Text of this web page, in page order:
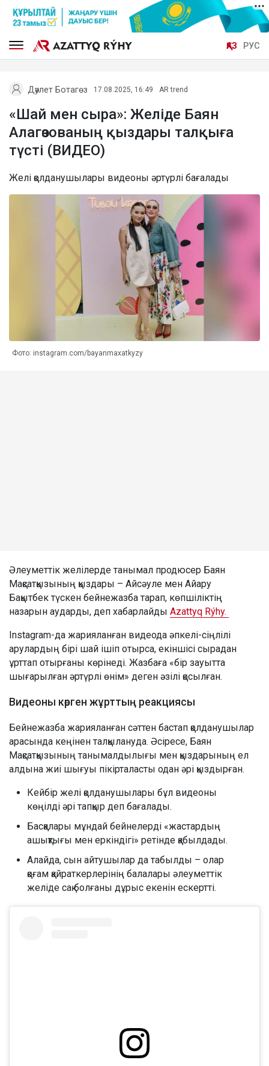
ҚАЗ РУС
Дәулет Ботагөз 17.08.2025, 16:49 AR trend
«Шай мен сыра»: Желіде Баян
Алагөзованың қыздары талқыға
түсті (ВИДЕО)
Желі қолданушылары видеоны әртүрлі бағалады
Фото: instagram.com/bayanmaxatkyzy
Әлеуметтік желілерде танымал продюсер Баян
Мақсатқызының қыздары – Айсәуле мен Айару
Бақытбек түскен бейнежазба тарап, көпшіліктің
назарын аударды, деп хабарлайды Azattyq Rýhy.
Instagram-да жарияланған видеода әпкелі-сіңлілі
арулардың бірі шай ішіп отырса, екіншісі сырадан
ұрттап отырғаны көрінеді. Жазбаға «бір зауытта
шығарылған әртүрлі өнім» деген әзілі қосылған.
Видеоны көрген жұрттың реакциясы
Бейнежазба жарияланған сәттен бастап қолданушылар
арасында кеңінен талқылануда. Әсіресе, Баян
Мақсатқызының танымалдылығы мен қыздарының ел
алдына жиі шығуы пікірталасты одан әрі қыздырған.
Кейбір желі қолданушылары бұл видеоны
көңілді әрі тапқыр деп бағалады.
Басқалары мұндай бейнелерді «жастардың
ашықтығы мен еркіндігі» ретінде қабылдады.
Алайда, сын айтушылар да табылды – олар
қоғам қайраткерлерінің балалары әлеуметтік
желіде сақ болғаны дұрыс екенін ескертті.